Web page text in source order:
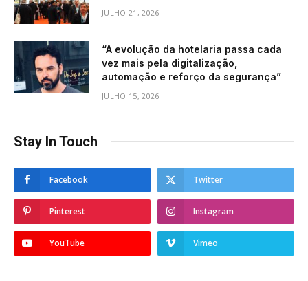
JULHO 21, 2026
“A evolução da hotelaria passa cada
vez mais pela digitalização,
automação e reforço da segurança”
JULHO 15, 2026
Stay In Touch
Facebook Twitter
Pinterest Instagram
YouTube Vimeo